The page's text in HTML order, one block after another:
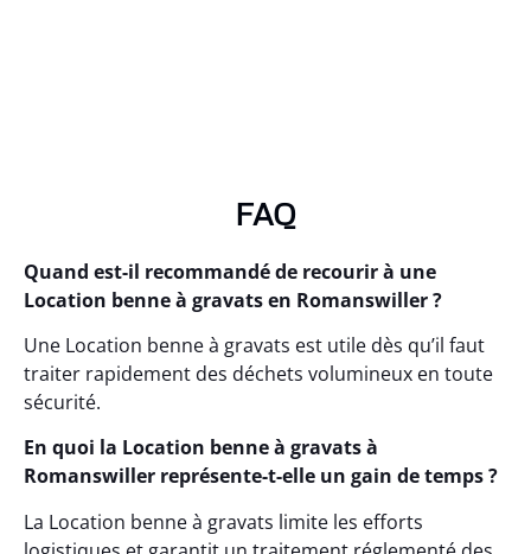
FAQ
Quand est-il recommandé de recourir à une
Location benne à gravats en Romanswiller ?
Une Location benne à gravats est utile dès qu’il faut
traiter rapidement des déchets volumineux en toute
sécurité.
En quoi la Location benne à gravats à
Romanswiller représente-t-elle un gain de temps ?
La Location benne à gravats limite les efforts